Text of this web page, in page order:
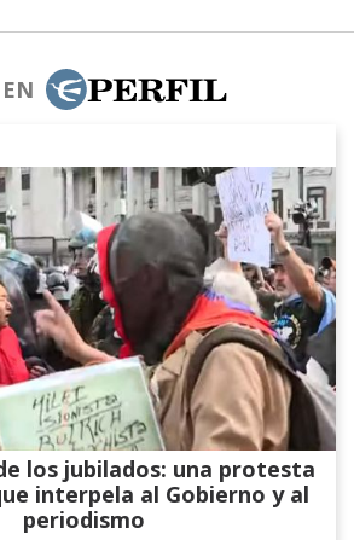
los jubilados: una protesta
interpela al Gobierno y al
periodismo